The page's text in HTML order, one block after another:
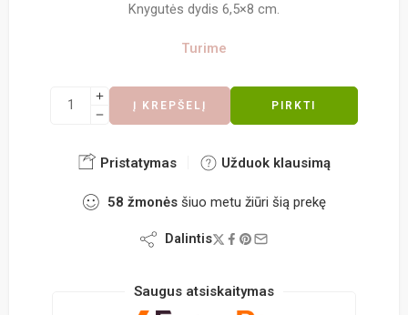
Knygutės dydis 6,5×8 cm.
Turime
Į KREPŠELĮ PIRKTI
Pristatymas Užduok klausimą
58 žmonės šiuo metu žiūri šią prekę
Dalintis
Saugus atsiskaitymas